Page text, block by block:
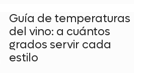
Guía de temperaturas
del vino: a cuántos
grados servir cada
estilo